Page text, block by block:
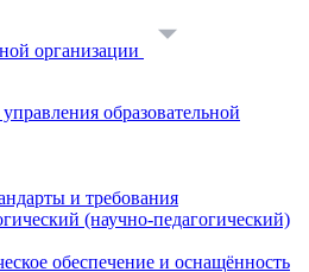
организации
образовательной
и требования
(научно-педагогический)
обеспечение и оснащённость